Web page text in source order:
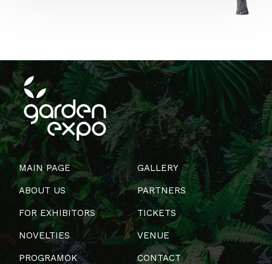
MAIN PAGE
ABOUT US
FOR EXHIBITORS
NOVELTIES
PROGRAMOK
GALLERY
PARTNERS
TICKETS
VENUE
CONTACT